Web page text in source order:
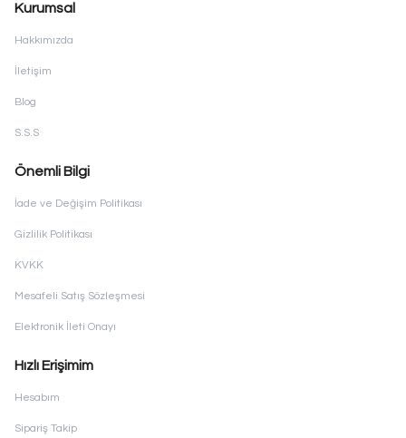
Kurumsal
Hakkımızda
İletişim
Blog
S.S.S
Önemli Bilgi
İade ve Değişim Politikası
Gizlilik Politikası
KVKK
Mesafeli Satış Sözleşmesi
Elektronik İleti Onayı
Hızlı Erişimim
Hesabım
Sipariş Takip